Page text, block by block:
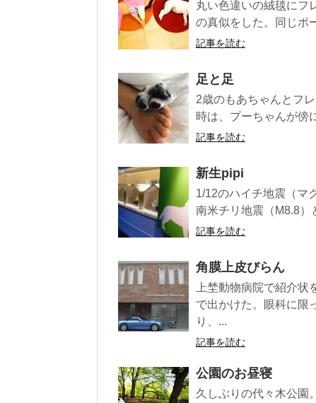
丸い色違いの絨毯にフ
の真似をした。同じポ
記事を読む
足と足
2歳のもあちゃんとフ
時は、プーちゃんが傍
記事を読む
新生pipi
1/12のハイチ地震（マ
南米チリ地震（M8.8）
記事を読む
角膜上皮びらん
上埜動物病院で紹介
で出かけた。眼科に限
り、...
記事を読む
公園のお昼寝
久しぶりの代々木公園